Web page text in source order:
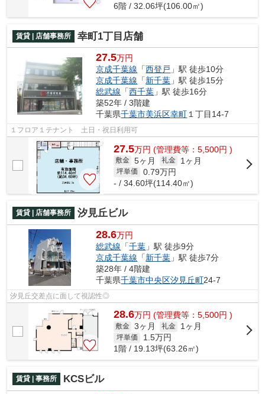
6階 / 32.06坪(106.00㎡)
賃貸 | 店舗事務所 幸町1丁目店舗
27.5万円
京成千葉線 「西登戸 」駅 徒歩10分
京成千葉線 「新千葉 」駅 徒歩15分
総武線 「西千葉 」駅 徒歩16分
築52年 / 3階建
千葉県千葉市美浜区幸町１丁目14-7
１フロア１テナント 土日・祝日利用可
27.5万円 (管理費等：5,500円 )
敷金 5ヶ月 礼金 1ヶ月
坪単価 0.79万円
- / 34.60坪(114.40㎡)
賃貸 | 店舗事務所 汐見丘ビル
28.6万円
総武線 「千葉 」駅 徒歩9分
京成千葉線 「新千葉 」駅 徒歩7分
築28年 / 4階建
千葉県千葉市中央区汐見丘町24-7
汐見丘交差点に面して視認性◎
28.6万円 (管理費等：5,500円 )
敷金 3ヶ月 礼金 1ヶ月
坪単価 1.5万円
1階 / 19.13坪(63.26㎡)
賃貸 | 事務所 KCSビル